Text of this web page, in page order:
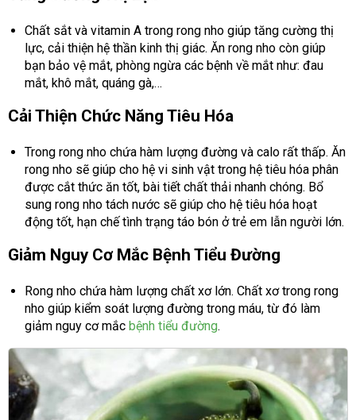
Chất sắt và vitamin A trong rong nho giúp tăng cường thị
lực, cải thiện hệ thần kinh thị giác. Ăn rong nho còn giúp
bạn bảo vệ mắt, phòng ngừa các bệnh về mắt như: đau
mắt, khô mắt, quáng gà,…
Cải Thiện Chức Năng Tiêu Hóa
Trong rong nho chứa hàm lượng đường và calo rất thấp. Ăn
rong nho sẽ giúp cho hệ vi sinh vật trong hệ tiêu hóa phân
được cắt thức ăn tốt, bài tiết chất thải nhanh chóng. Bổ
sung rong nho tách nước sẽ giúp cho hệ tiêu hóa hoạt
động tốt, hạn chế tình trạng táo bón ở trẻ em lẫn người lớn.
Giảm Nguy Cơ Mắc Bệnh Tiểu Đường
Rong nho chứa hàm lượng chất xơ lớn. Chất xơ trong rong
nho giúp kiểm soát lượng đường trong máu, từ đó làm
giảm nguy cơ mắc bệnh tiểu đường.